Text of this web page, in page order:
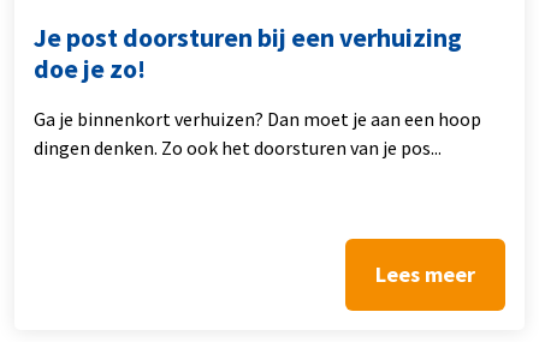
Je post doorsturen bij een verhuizing
doe je zo!
Ga je binnenkort verhuizen? Dan moet je aan een hoop
dingen denken. Zo ook het doorsturen van je pos...
Lees meer